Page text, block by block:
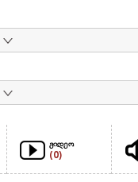
ვიდეო
(0)